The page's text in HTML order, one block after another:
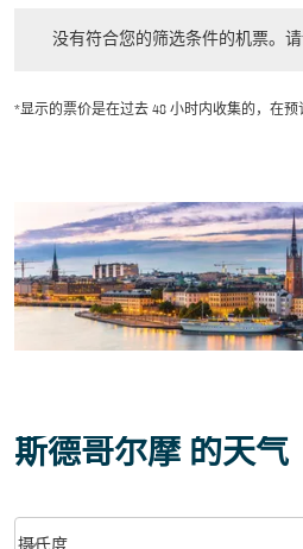
没有符合您的筛选条件的机票。请
*显示的票价是在过去 48 小时内收集的，在预
斯德哥尔摩 的天气
Weather unit option 摄氏度
摄氏度